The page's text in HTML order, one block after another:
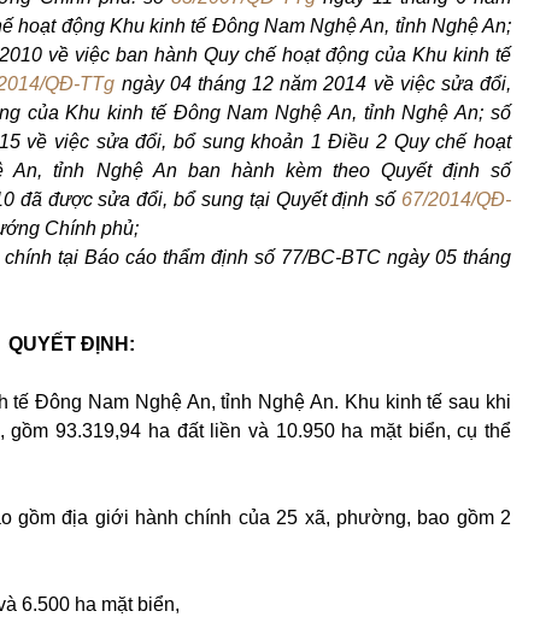
hoạt động Khu kinh tế Đông Nam Nghệ An, tỉnh Nghệ An;
về việc ban hành Quy chế hoạt động của Khu kinh tế
QĐ-TTg ngày 04 tháng 12 năm 2014 về việc sửa đổi,
của Khu kinh tế Đông Nam Nghệ An, tỉnh Nghệ An; số
về việc sửa đổi, bổ sung khoản 1 Điều 2 Quy chế hoạt
tỉnh Nghệ An ban hành kèm theo Quyết định số
đã được sửa đổi, bổ sung tại Quyết định số 67/2014/QĐ-
Chính phủ;
tại Báo cáo thẩm định số 77/BC-BTC ngày 05 tháng
QUYẾT ĐỊNH:
tế Đông Nam Nghệ An, tỉnh Nghệ An. Khu kinh tế sau khi
93.319,94 ha đất liền và 10.950 ha mặt biển, cụ thể
gồm địa giới hành chính của 25 xã, phường, bao gồm 2
6.500 ha mặt biển,